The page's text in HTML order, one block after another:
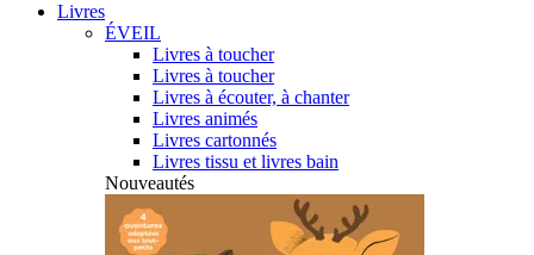
Livres
ÉVEIL
Livres à toucher
Livres à toucher
Livres à écouter, à chanter
Livres animés
Livres cartonnés
Livres tissu et livres bain
Nouveautés